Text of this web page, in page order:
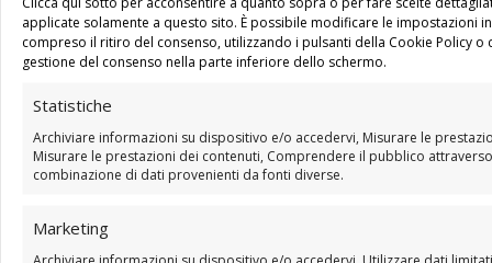
applicate solamente a questo sito. È possibile modificare le impostazioni
compreso il ritiro del consenso, utilizzando i pulsanti della Cookie Policy o
gestione del consenso nella parte inferiore dello schermo.
Statistiche
Archiviare informazioni su dispositivo e/o accedervi, Misurare le
Misurare le prestazioni dei contenuti, Comprendere il pubblico
combinazione di dati provenienti da fonti diverse.
Marketing
ogni volta che ti senti stanca, persa,
arrabbiata…
l’ispirazione…
quando sei indecisa e cerchi chiarezza…
tutte le volte che la paura prende il